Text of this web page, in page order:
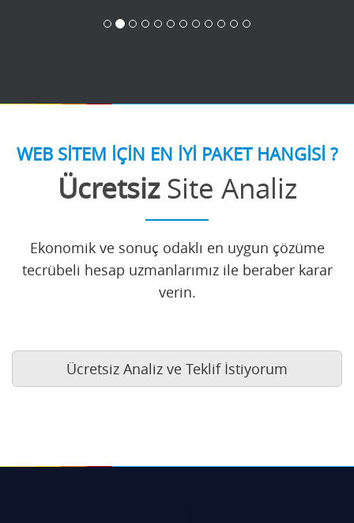
WEB SİTEM İÇİN EN İYİ PAKET HANGİSİ ?
ÜcretsizSite Analiz
Ekonomik ve sonuç odaklı en uygun çözüme
tecrübeli hesap uzmanlarımız ile beraber karar
verin.
Ücretsiz Analiz ve Teklif İstiyorum